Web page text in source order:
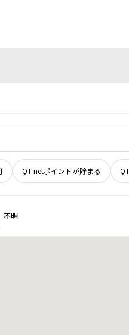
QT-netポイントが貯まる
不明